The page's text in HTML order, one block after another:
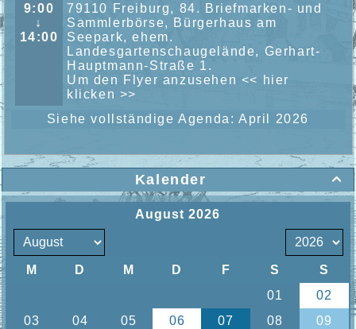

Kalender
9:00
↓
14:00
79110 Freiburg, 84. Briefmarken- und
Sammlerbörse, Bürgerhaus am
Seepark, ehem.
Landesgartenschaugelände, Gerhart-
Hauptmann-Straße 1.
Um den Flyer anzusehen << hier
klicken >>
Siehe vollständige Agenda: April 2026